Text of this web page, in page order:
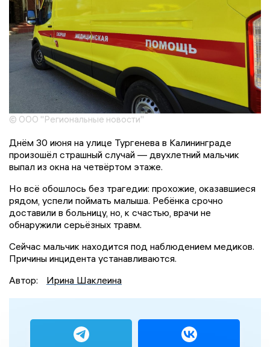
© ООО "Региональные новости"
Днём 30 июня на улице Тургенева в Калининграде
произошёл страшный случай — двухлетний мальчик
выпал из окна на четвёртом этаже.
Но всё обошлось без трагедии: прохожие, оказавшиеся
рядом, успели поймать малыша. Ребёнка срочно
доставили в больницу, но, к счастью, врачи не
обнаружили серьёзных травм.
Сейчас мальчик находится под наблюдением медиков.
Причины инцидента устанавливаются.
Автор:
Ирина Шаклеина